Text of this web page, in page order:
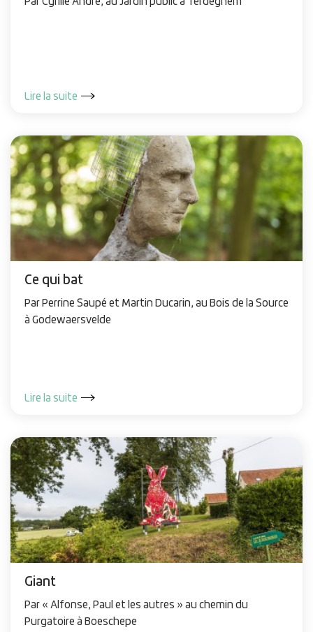
Lire la suite
Ce qui bat
Par Perrine Saupé et Martin Ducarin, au Bois de la Source
à Godewaersvelde
Lire la suite
Giant
Par « Alfonse, Paul et les autres » au chemin du
Purgatoire à Boeschepe